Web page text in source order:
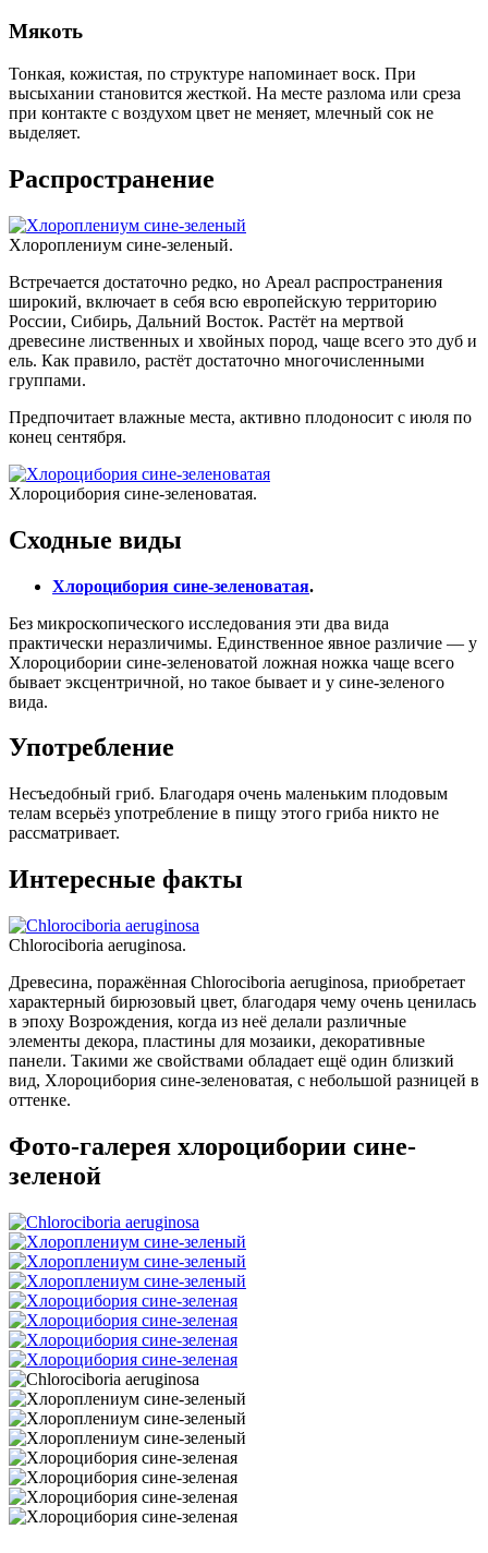
Мякоть
Тонкая, кожистая, по структуре напоминает воск. При
высыхании становится жесткой. На месте разлома или среза
при контакте с воздухом цвет не меняет, млечный сок не
выделяет.
Распространение
Хлороплениум сине-зеленый.
Встречается достаточно редко, но Ареал распространения
широкий, включает в себя всю европейскую территорию
России, Сибирь, Дальний Восток. Растёт на мертвой
древесине лиственных и хвойных пород, чаще всего это дуб и
ель. Как правило, растёт достаточно многочисленными
группами.
Предпочитает влажные места, активно плодоносит с июля по
конец сентября.
Хлороцибория сине-зеленоватая.
Сходные виды
Хлороцибория сине-зеленоватая.
Без микроскопического исследования эти два вида
практически неразличимы. Единственное явное различие — у
Хлороцибории сине-зеленоватой ложная ножка чаще всего
бывает эксцентричной, но такое бывает и у сине-зеленого
вида.
Употребление
Несъедобный гриб. Благодаря очень маленьким плодовым
телам всерьёз употребление в пищу этого гриба никто не
рассматривает.
Интересные факты
Chlorociboria aeruginosa.
Древесина, поражённая Chlorociboria aeruginosa, приобретает
характерный бирюзовый цвет, благодаря чему очень ценилась
в эпоху Возрождения, когда из неё делали различные
элементы декора, пластины для мозаики, декоративные
панели. Такими же свойствами обладает ещё один близкий
вид, Хлороцибория сине-зеленоватая, с небольшой разницей в
оттенке.
Фото-галерея хлороцибории сине-
зеленой